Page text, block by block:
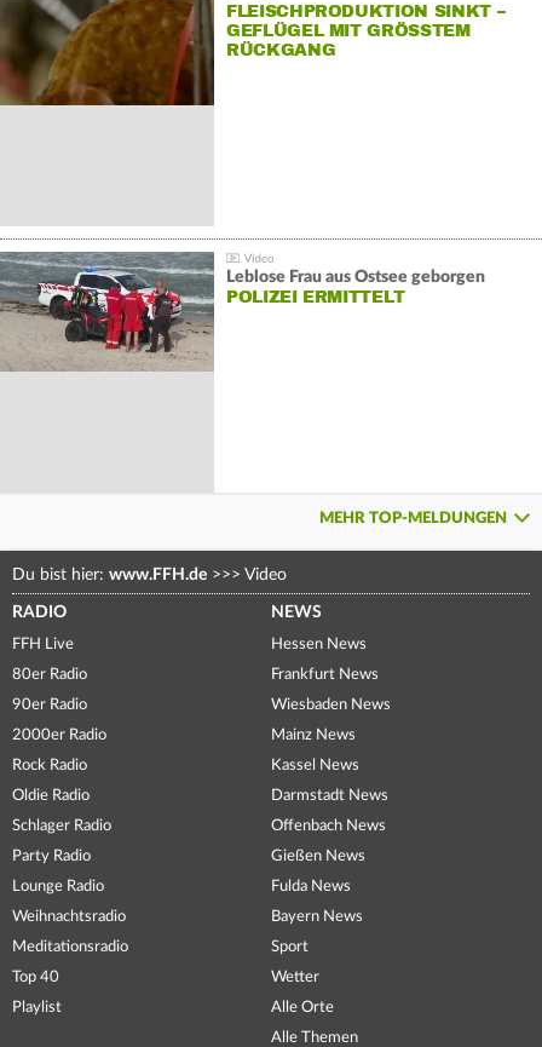
FLEISCHPRODUKTION SINKT –
GEFLÜGEL MIT GRÖSSTEM R
ÜCKGANG
Leblose Frau aus Ostsee geborgen
POLIZEI ERMITTELT
MEHR TOP-MELDUNGEN
Du bist hier: www.FFH.de >>> Video
RADIO
FFH Live
80er Radio
90er Radio
2000er Radio
Rock Radio
Oldie Radio
Schlager Radio
Party Radio
Lounge Radio
Weihnachtsradio
Meditationsradio
Top 40
Playlist
NEWS
Hessen News
Frankfurt News
Wiesbaden News
Mainz News
Kassel News
Darmstadt News
Offenbach News
Gießen News
Fulda News
Bayern News
Sport
Wetter
Alle Orte
Alle Themen